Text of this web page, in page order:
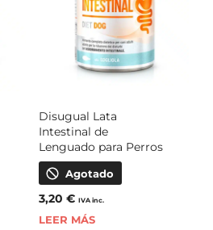
Disugual Lata
Intestinal de
Lenguado para Perros
Agotado
3,20 € IVA inc.
LEER MÁS